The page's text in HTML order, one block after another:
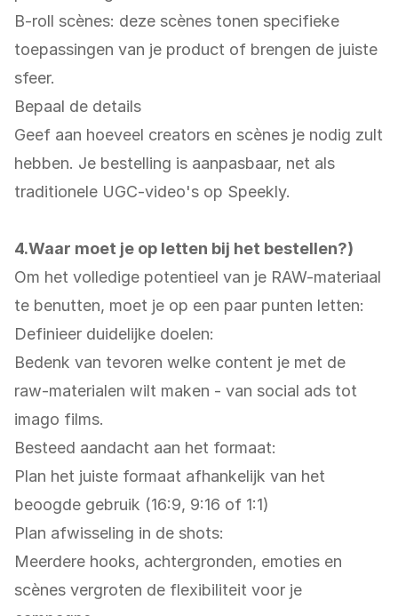
B-roll scènes: deze scènes tonen specifieke
toepassingen van je product of brengen de juiste
sfeer.
Bepaal de details
Geef aan hoeveel creators en scènes je nodig zult
hebben. Je bestelling is aanpasbaar, net als
traditionele UGC-video's op Speekly.
4.Waar moet je op letten bij het bestellen?)
Om het volledige potentieel van je RAW-materiaal
te benutten, moet je op een paar punten letten:
Definieer duidelijke doelen:
Bedenk van tevoren welke content je met de
raw-materialen wilt maken - van social ads tot
imago films.
Besteed aandacht aan het formaat:
Plan het juiste formaat afhankelijk van het
beoogde gebruik (16:9, 9:16 of 1:1)
Plan afwisseling in de shots:
Meerdere hooks, achtergronden, emoties en
scènes vergroten de flexibiliteit voor je